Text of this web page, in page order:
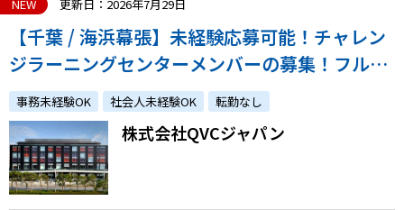
NEW 更新日：2026年7月29日
【千葉 / 海浜幕張】未経験応募可能！チャレン
ジラーニングセンターメンバーの募集！フル出
社・私服OK・カフェテリアあり★
事務未経験OK 社会人未経験OK 転勤なし
株式会社QVCジャパン